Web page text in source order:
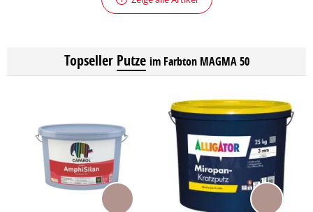
Topseller Putze im Farbton MAGMA 50